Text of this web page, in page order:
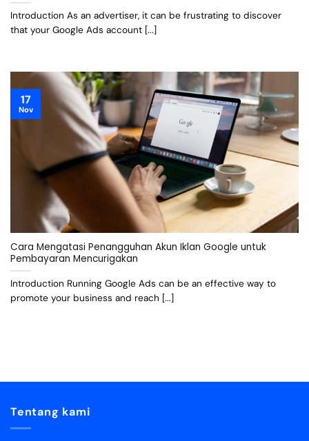
Introduction As an advertiser, it can be frustrating to discover
that your Google Ads account [...]
Cara Mengatasi Penangguhan Akun Iklan Google untuk
Pembayaran Mencurigakan
Introduction Running Google Ads can be an effective way to
promote your business and reach [...]
17
Nov
Tentang kami